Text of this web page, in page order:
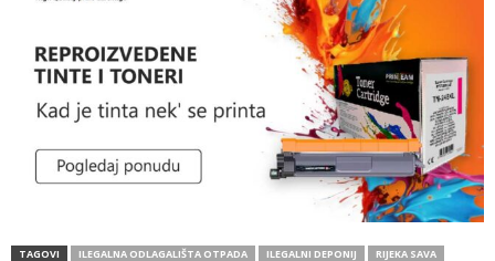
TAGOVI ILEGALNA ODLAGALIŠTA OTPADA ILEGALNI DEPONIJ RIJEKA SAVA